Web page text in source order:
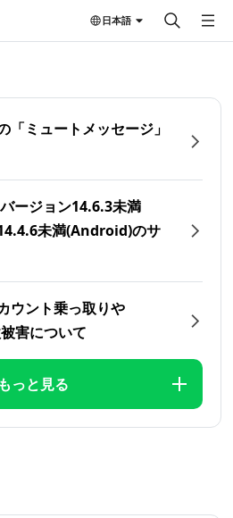
日本語
「ミュートメッセージ」
ージョン14.6.3未満
未満(Android)のサ
ウント乗っ取りや
害について
もっと見る